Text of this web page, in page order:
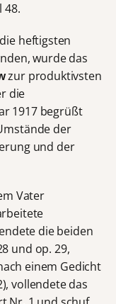
48.
heftigsten
wurde das
zur produktivsten
die
1917 begrüßt
der
und der
Vater
die beiden
und op. 29,
einem Gedicht
vollendete das